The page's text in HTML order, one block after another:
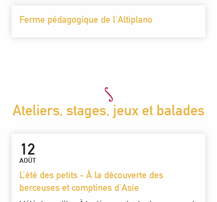
Ferme pédagogique de l'Altiplano
Ateliers, stages, jeux et balades
12
AOÛT
L’été des petits - À la découverte des
berceuses et comptines d’Asie